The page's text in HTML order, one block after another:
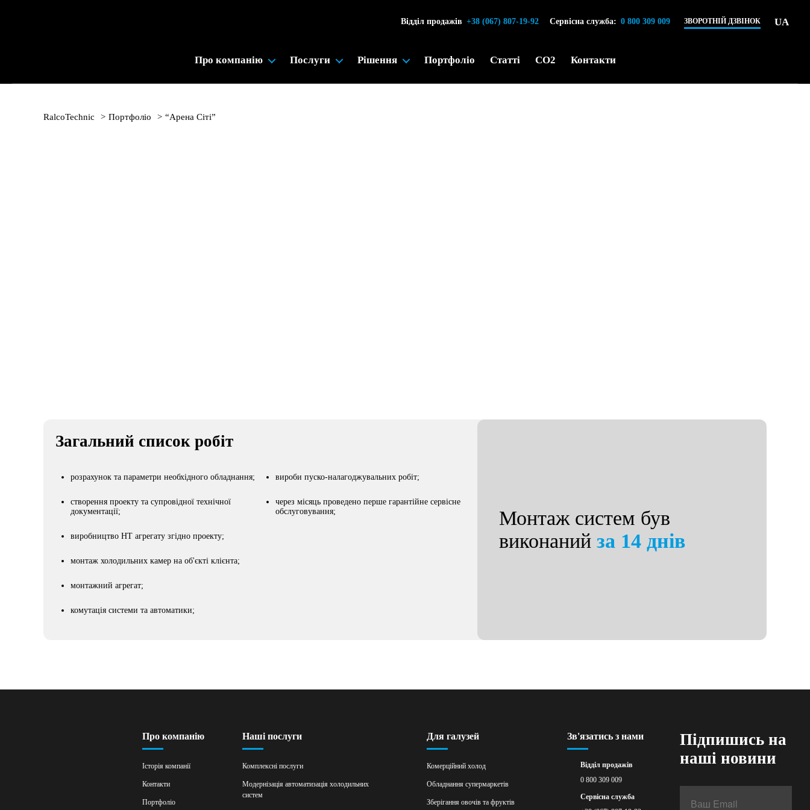
Відділ продажів +38 (067) 807-19-92 Сервісна служба: 0 800 309 009 ЗВОРОТНІЙ ДЗВІНОК UA
Про компанію Послуги Рішення Портфоліо Статті CO2 Контакти
RalcoTechnic > Портфоліо > “Арена Сіті”
Загальний список робіт
розрахунок та параметри необхідного обладнання;
створення проекту та супровідної технічної
документації;
виробництво НТ агрегату згідно проекту;
монтаж холодильних камер на об'єкті клієнта;
монтажний агрегат;
комутація системи та автоматики;
вироби пуско-налагоджувальних робіт;
через місяць проведено перше гарантійне сервісне
обслуговування;
Монтаж систем був
виконаний за 14 днів
Про компанію
Історія компанії
Контакти
Портфоліо
Наші послуги
Комплексні послуги
Модернізація автоматизація холодильних
систем
Для галузей
Комерційний холод
Обладнання супермаркетів
Зберігання овочів та фруктів
Зв'язатись з нами
Відділ продажів
0 800 309 009
Сервісна служба
Підпишись на
наші новини